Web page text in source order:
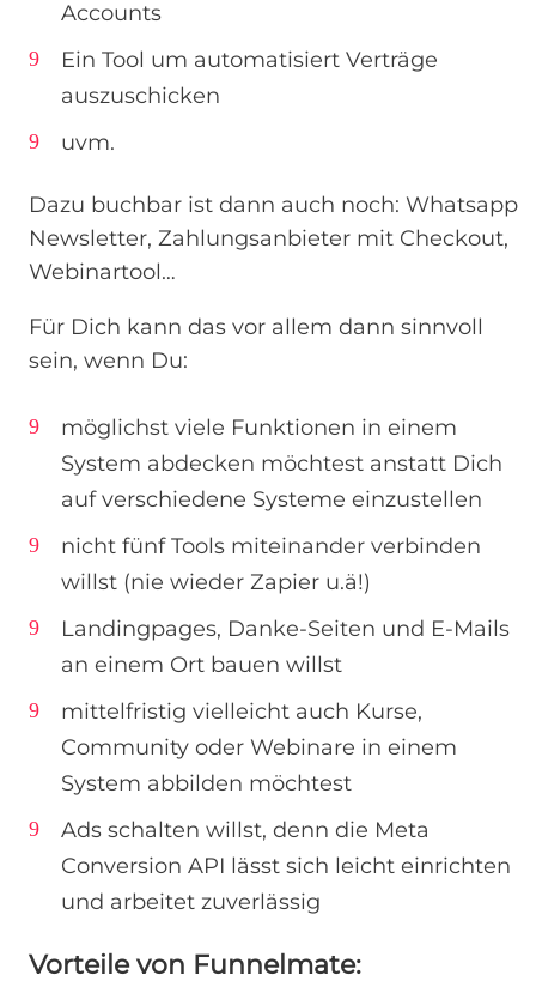
Accounts
Ein Tool um automatisiert Verträge
auszuschicken
uvm.
Dazu buchbar ist dann auch noch: Whatsapp
Newsletter, Zahlungsanbieter mit Checkout,
Webinartool…
Für Dich kann das vor allem dann sinnvoll
sein, wenn Du:
möglichst viele Funktionen in einem
System abdecken möchtest anstatt Dich
auf verschiedene Systeme einzustellen
nicht fünf Tools miteinander verbinden
willst (nie wieder Zapier u.ä!)
Landingpages, Danke-Seiten und E-Mails
an einem Ort bauen willst
mittelfristig vielleicht auch Kurse,
Community oder Webinare in einem
System abbilden möchtest
Ads schalten willst, denn die Meta
Conversion API lässt sich leicht einrichten
und arbeitet zuverlässig
Vorteile von Funnelmate: